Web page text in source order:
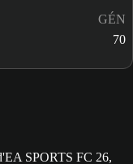
GÉN
70